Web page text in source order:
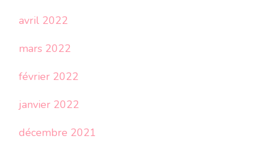
avril 2022
mars 2022
février 2022
janvier 2022
décembre 2021